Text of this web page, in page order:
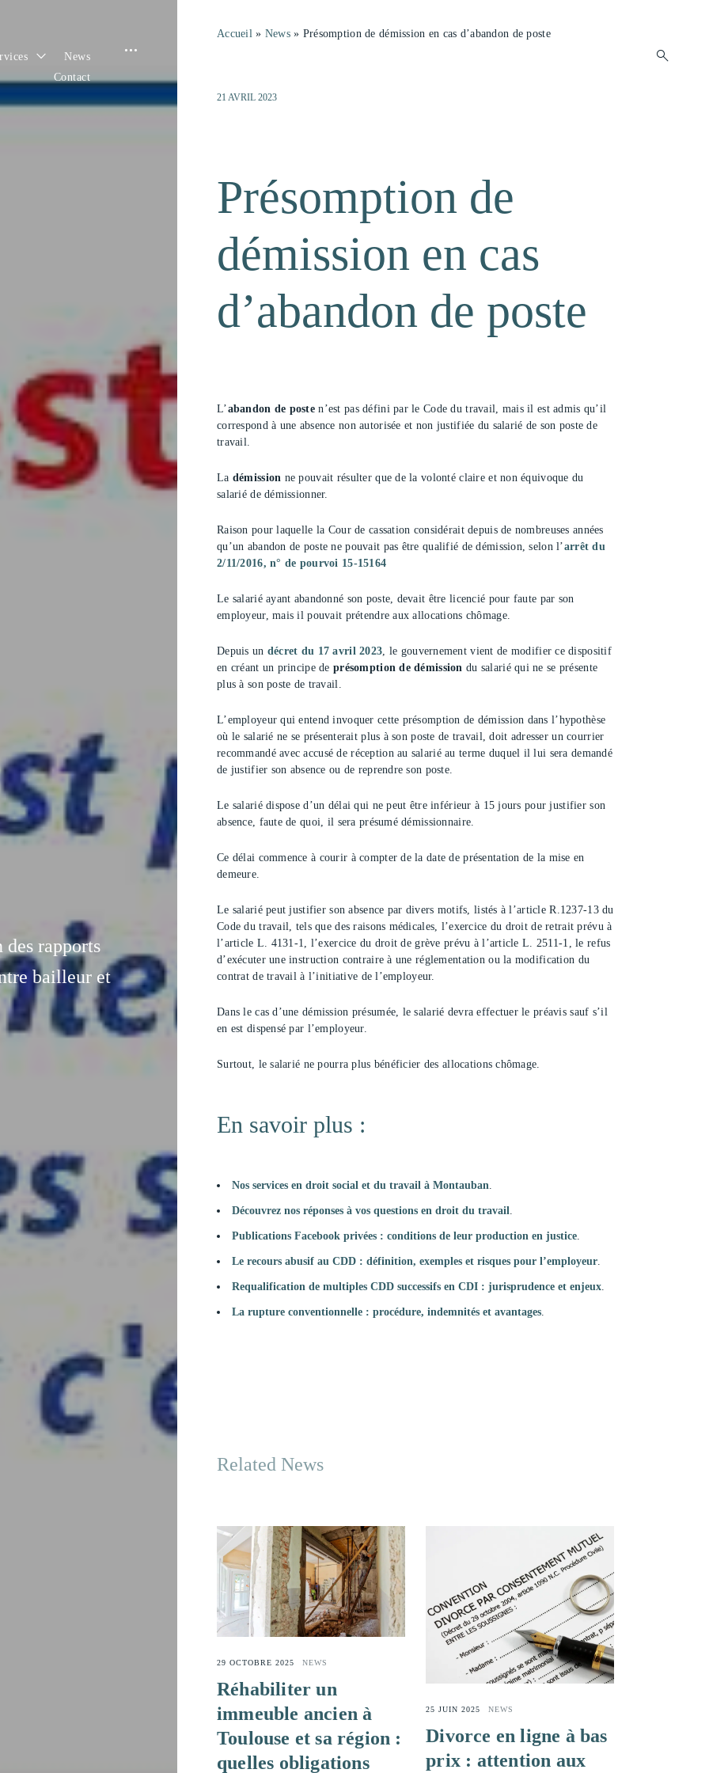
toggle
child
menu
News
Contact
open
sidebar
rapports
bailleur et
Accueil» News» Présomption de démission en cas d’abandon de poste
21 AVRIL 2023
Présomption de
démission en cas
d’abandon de poste
L’abandon de poste n’est pas défini par le Code du travail, mais il est admis qu’il
correspond à une absence non autorisée et non justifiée du salarié de son poste de
travail.
La démission ne pouvait résulter que de la volonté claire et non équivoque du
salarié de démissionner.
Raison pour laquelle la Cour de cassation considérait depuis de nombreuses années
qu’un abandon de poste ne pouvait pas être qualifié de démission, selon l’arrêt du
2/11/2016, n° de pourvoi 15-15164
Le salarié ayant abandonné son poste, devait être licencié pour faute par son
employeur, mais il pouvait prétendre aux allocations chômage.
Depuis un décret du 17 avril 2023 , le gouvernement vient de modifier ce dispositif
en créant un principe de présomption de démission du salarié qui ne se présente
plus à son poste de travail.
L’employeur qui entend invoquer cette présomption de démission dans l’hypothèse
où le salarié ne se présenterait plus à son poste de travail, doit adresser un courrier
recommandé avec accusé de réception au salarié au terme duquel il lui sera demandé
de justifier son absence ou de reprendre son poste.
Le salarié dispose d’un délai qui ne peut être inférieur à 15 jours pour justifier son
absence, faute de quoi, il sera présumé démissionnaire.
Ce délai commence à courir à compter de la date de présentation de la mise en
demeure.
Le salarié peut justifier son absence par divers motifs, listés à l’article R.1237-13 du
Code du travail, tels que des raisons médicales, l’exercice du droit de retrait prévu à
l’article L. 4131-1, l’exercice du droit de grève prévu à l’article L. 2511-1, le refus
d’exécuter une instruction contraire à une réglementation ou la modification du
contrat de travail à l’initiative de l’employeur.
Dans le cas d’une démission présumée, le salarié devra effectuer le préavis sauf s’il
en est dispensé par l’employeur.
Surtout, le salarié ne pourra plus bénéficier des allocations chômage.
En savoir plus :
Nos services en droit social et du travail à Montauban
Découvrez nos réponses à vos questions en droit du travail
Publications Facebook privées : conditions de leur production en justice
Le recours abusif au CDD : définition, exemples et risques pour l’employeur
Requalification de multiples CDD successifs en CDI : jurisprudence et enjeux
La rupture conventionnelle : procédure, indemnités et avantages
Related News
29 OCTOBRE 2025 NEWS
Réhabiliter un
immeuble ancien à
Toulouse et sa région :
quelles obligations
25 JUIN 2025 NEWS
Divorce en ligne à bas
prix : attention aux